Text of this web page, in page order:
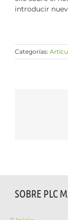
introducir
Categorías:
SOBRE PLC